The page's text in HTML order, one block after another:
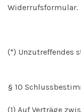
Widerrufsformular.
(*) Unzutreffendes
§ 10
(1) Auf Verträge